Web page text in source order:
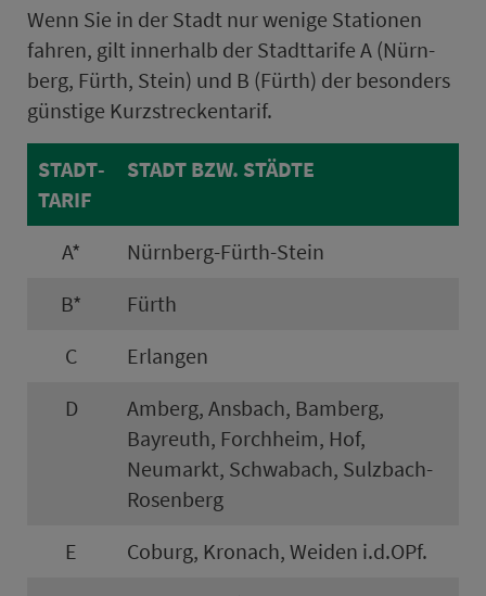
Wenn Sie in der Stadt nur wenige Sta­ti­onen
fahren, gilt in­ner­halb der Stadt­ta­rife A (Nürn­
berg, Fürth, Stein) und B (Fürth) der be­son­ders
günstige Kurz­stre­cken­ta­rif.
STADT­
TA­RIF
STADT BZW. STÄDTE
A*
Nürn­berg-Fürth-Stein
B*
Fürth
C
Erlangen
D
Amberg, Ans­bach, Bam­berg,
Bayreuth, Forch­heim, Hof,
Neumarkt, Schwabach, Sulzbach-
Rosenberg
E
Coburg, Kronach, Weiden i.d.OPf.